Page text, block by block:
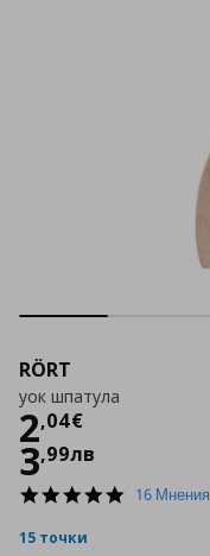
RÖRT
уок шпатула
2,04€
Цена
3,99лв
4.8
16 Мнения
15 точки